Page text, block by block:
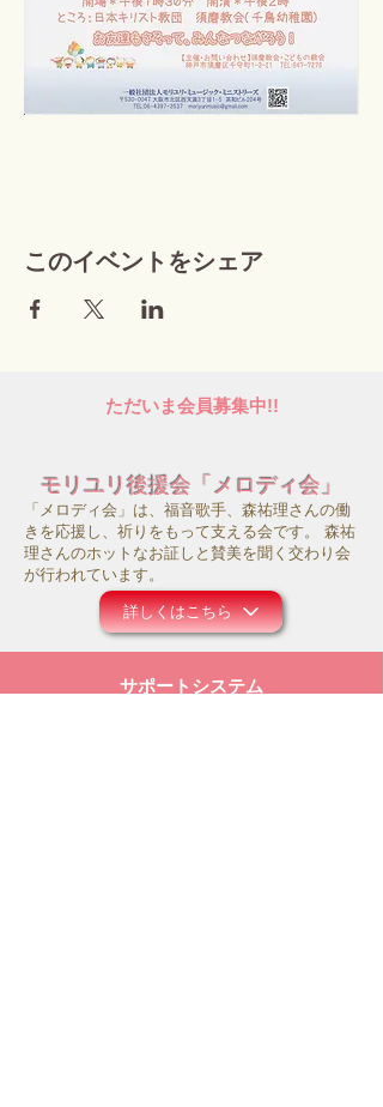
このイベントをシェア
ただいま会員募集中!!
モリユリ後援会「メロディ会」
「メロディ会」は、福音歌手、森祐理さんの働
きを応援し、祈りをもって支える会です。 森祐
理さんのホットなお証しと賛美を聞く交わり会
が行われています。
詳しくはこちら
サポートシステム